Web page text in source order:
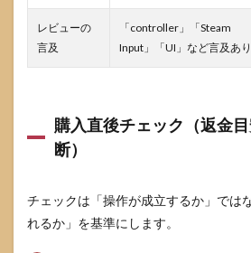
レビューの
言及
「controller」「Steam
Input」「UI」など言及あり
購入直後チェック（返金
断）
チェックは「操作が成立するか」では
れるか」を基準にします。